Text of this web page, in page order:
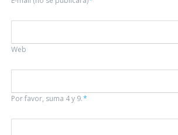
Web
Por favor, suma 4 y 9.*